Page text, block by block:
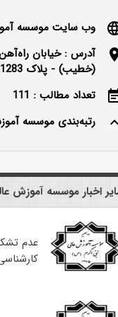
وب سایت موسسه
آدرس : خیابان
(خطیب) - پلاک 1283-کدپستی: 5183918993
تعداد مطالب : 111
keyboard_arrow_up
رتبه‌بندی موسسه
اخبار موسسه آموزش
عدم
کارشناسی